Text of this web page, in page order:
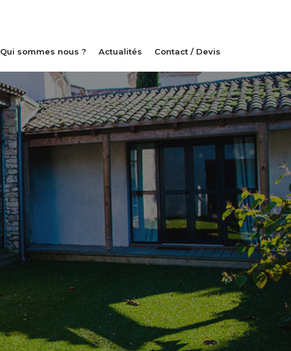
Qui sommes nous ? Actualités Contact / Devis